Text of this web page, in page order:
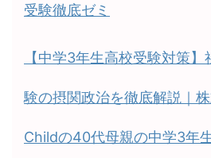
受験徹底ゼミ
【中学3年生高校受験対策
験の摂関政治を徹底解説｜
Childの40代母親の中学3年